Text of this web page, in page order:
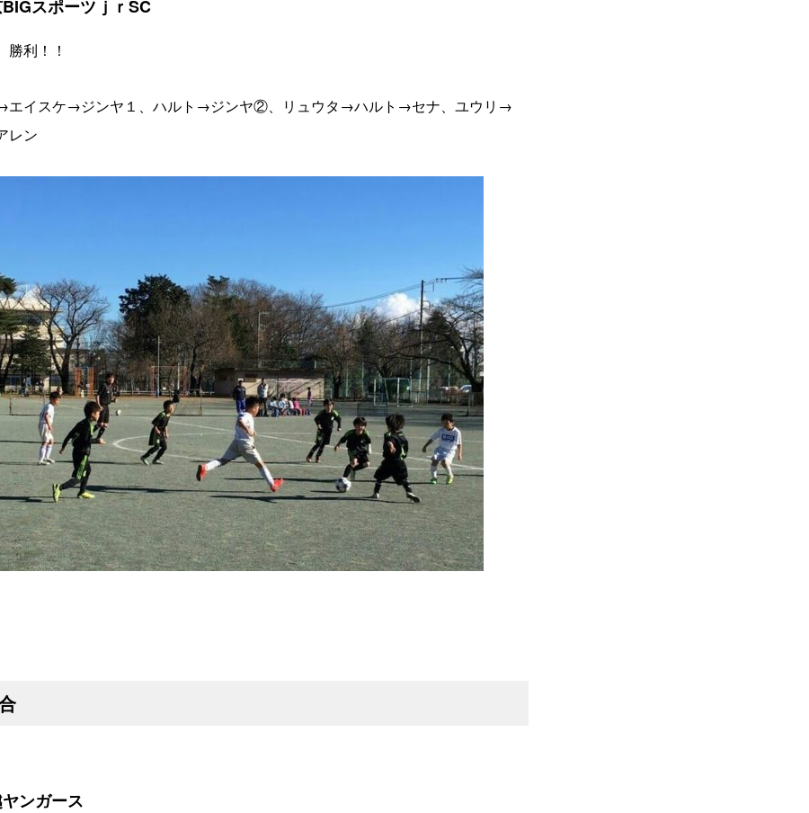
スポーツｊｒSC
！！
エイスケ→ジンヤ１、ハルト→ジンヤ②、リュウタ→ハルト→セナ、ユウリ→
レン
ガース